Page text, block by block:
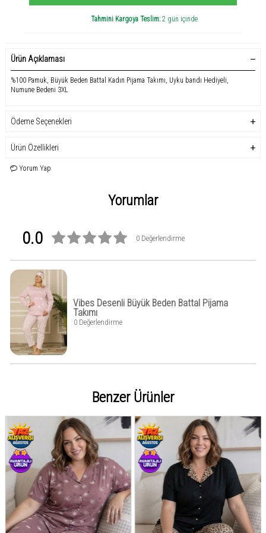
Tahmini Kargoya Teslim:2 gün içinde
Ürün Açıklaması
%100 Pamuk, Büyük Beden Battal Kadın Pijama Takımı, Uyku bandı Hediyeli,
Numune Bedeni 3XL
Ödeme Seçenekleri
Ürün Özellikleri
Yorum Yap
Yorumlar
0.0 0 Değerlendirme
Vibes Desenli Büyük Beden Battal Pijama
Takımı
0 Değerlendirme
Benzer Ürünler